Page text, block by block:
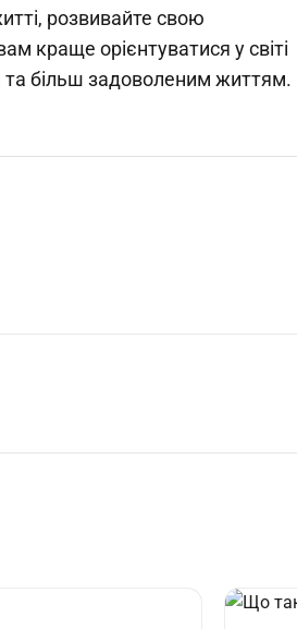
розвивайте свою
краще орієнтуватися у світі
більш задоволеним життям.